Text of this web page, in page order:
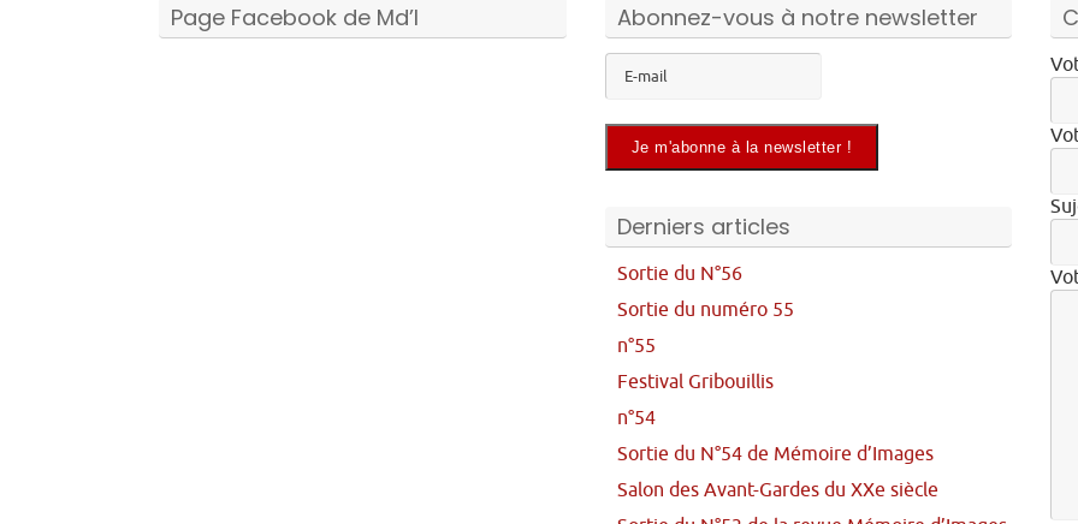
Page Facebook de Md’I Abonnez-vous à notre newsletter
Derniers articles
Sortie du N°56
Sortie du numéro 55
n°55
Festival Gribouillis
n°54
Sortie du N°54 de Mémoire d’Images
Salon des Avant-Gardes du XXe siècle